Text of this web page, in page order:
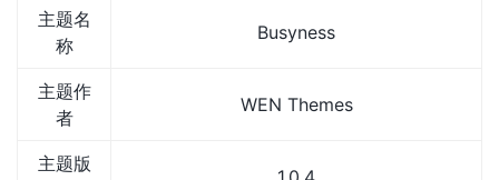
主题名
称
Busyness
主题作
者
WEN Themes
主题版